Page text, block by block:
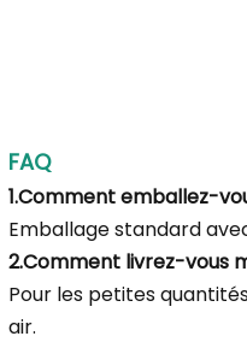
FAQ
1.Comment emballez-
Emballage standard
2.Comment livrez-vous
Pour les petites quantités
air.